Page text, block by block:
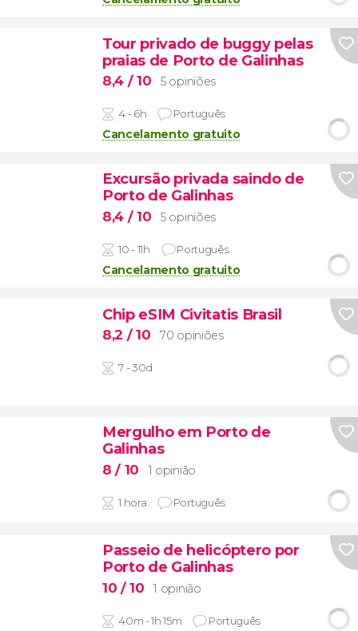
Tour privado de buggy pelas
praias de Porto de Galinhas
8,4 / 10 5 opiniões
4 - 6h Português
Cancelamento gratuito
Excursão privada saindo de
Porto de Galinhas
8,4 / 10 5 opiniões
10 - 11h Português
Cancelamento gratuito
Chip eSIM Civitatis Brasil
8,2 / 10 70 opiniões
7 - 30d
Mergulho em Porto de
Galinhas
8/ 10 1 opinião
1 hora Português
Passeio de helicóptero por
Porto de Galinhas
10 / 10 1 opinião
40m - 1h 15m Português